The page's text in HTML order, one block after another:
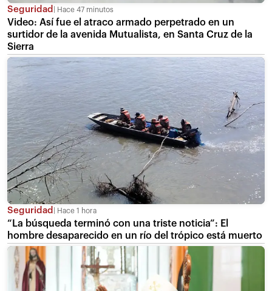
Seguridad Hace 47 minutos
Video: Así fue el atraco armado perpetrado en un
surtidor de la avenida Mutualista, en Santa Cruz de la
Sierra
Seguridad Hace 1 hora
“La búsqueda terminó con una triste noticia”: El
hombre desaparecido en un río del trópico está muerto